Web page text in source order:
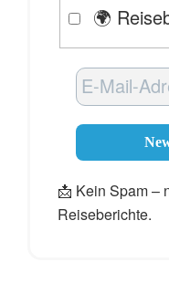
🌍
📩 Kein Spam –
Reiseberichte.